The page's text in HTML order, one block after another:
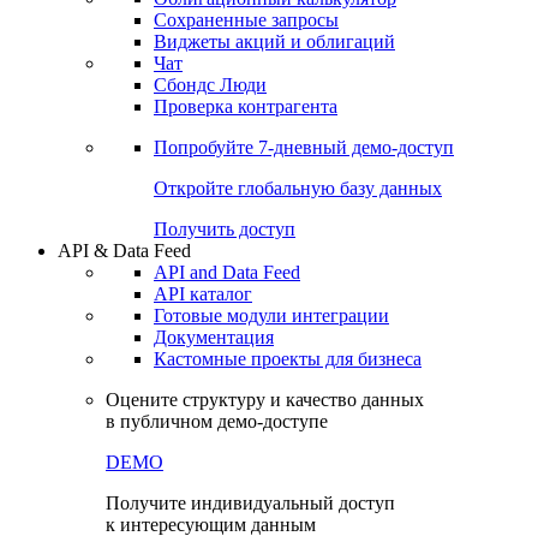
Сохраненные запросы
Виджеты акций и облигаций
Чат
Сбондс Люди
Проверка контрагента
Попробуйте 7-дневный демо-доступ
Откройте глобальную базу данных
Получить доступ
API & Data Feed
API and Data Feed
API каталог
Готовые модули интеграции
Документация
Кастомные проекты для бизнеса
Оцените структуру и качество данных
в публичном демо-доступе
DEMO
Получите индивидуальный доступ
к интересующим данным